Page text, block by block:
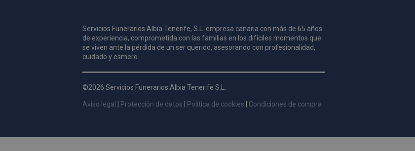
Servicios Funerarios Albia Tenerife, S.L. empresa canaria con más de 65 años
de experiencia, comprometida con las familias en los difíciles momentos que
se viven ante la pérdida de un ser querido, asesorando con profesionalidad,
cuidado y esmero.
©2026 Servicios Funerarios Albia Tenerife S.L.
Aviso legal | Protección de datos | Política de cookies | Condiciones de compra